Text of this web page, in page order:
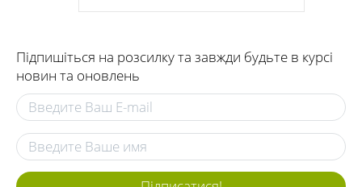
Підпишіться на розсилку та завжди будьте в курсі
новин та оновлень